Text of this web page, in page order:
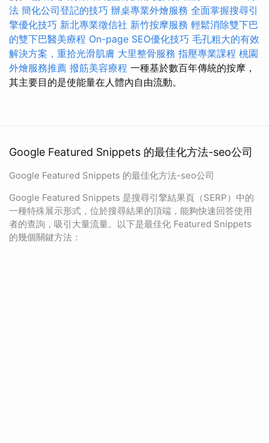
法 簡化公司登記的技巧 辦桌專業外燴服務 全面掌握搜尋引
擎優化技巧 新北專業徵信社 新竹按摩服務 輕鬆消除雙下巴
的雙下巴醫美療程 On-page SEO優化技巧 毛孔粗大的有效
解決方案，重拾光滑肌膚 大里整骨服務 指壓專業課程 桃園
外燴服務推薦 撥筋美容療程 一種基於數百年傳統的按摩，
其主要目的是使能量在人體內自由流動。
Google Featured Snippets 的最佳化方法-seo公司
Google Featured Snippets 的最佳化方法-seo公司
Google Featured Snippets 是搜尋引擎結果頁（SERP）中的
一種特殊展示形式，位於搜尋結果的頂端，能夠快速回答使用
者的查詢，吸引大量流量。以下是最佳化 Featured Snippets
的幾個關鍵方法：